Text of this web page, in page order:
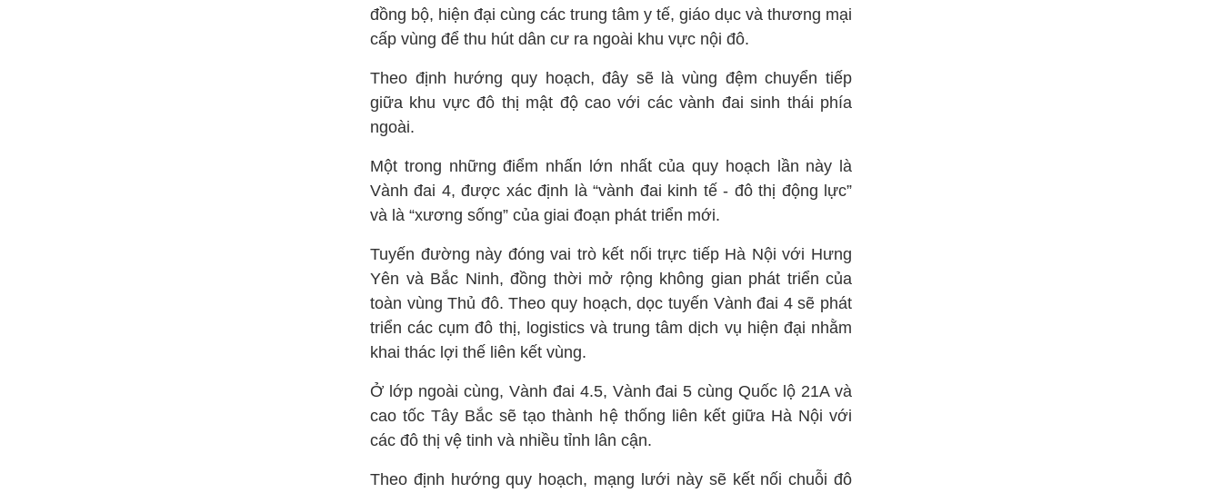
đồng bộ, hiện đại cùng các trung tâm y tế, giáo dục và thương mại
cấp vùng để thu hút dân cư ra ngoài khu vực nội đô.
Theo định hướng quy hoạch, đây sẽ là vùng đệm chuyển tiếp
giữa khu vực đô thị mật độ cao với các vành đai sinh thái phía
ngoài.
Một trong những điểm nhấn lớn nhất của quy hoạch lần này là
Vành đai 4, được xác định là “vành đai kinh tế - đô thị động lực”
và là “xương sống” của giai đoạn phát triển mới.
Tuyến đường này đóng vai trò kết nối trực tiếp Hà Nội với Hưng
Yên và Bắc Ninh, đồng thời mở rộng không gian phát triển của
toàn vùng Thủ đô. Theo quy hoạch, dọc tuyến Vành đai 4 sẽ phát
triển các cụm đô thị, logistics và trung tâm dịch vụ hiện đại nhằm
khai thác lợi thế liên kết vùng.
Ở lớp ngoài cùng, Vành đai 4.5, Vành đai 5 cùng Quốc lộ 21A và
cao tốc Tây Bắc sẽ tạo thành hệ thống liên kết giữa Hà Nội với
các đô thị vệ tinh và nhiều tỉnh lân cận.
Theo định hướng quy hoạch, mạng lưới này sẽ kết nối chuỗi đô